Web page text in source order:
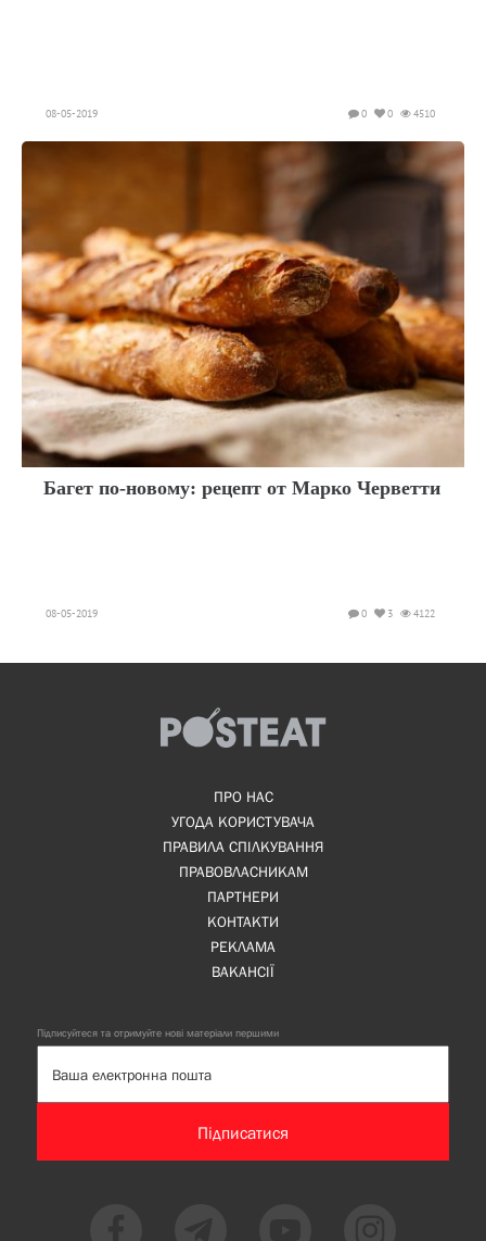
08-05-2019 4510
0
0
Багет по-новому: рецепт от Марко Черветти
08-05-2019 4122
3
0
ПРО НАС
УГОДА КОРИСТУВАЧА
ПРАВИЛА СПІЛКУВАННЯ
ПРАВОВЛАСНИКАМ
ПАРТНЕРИ
КОНТАКТИ
РЕКЛАМА
ВАКАНСІЇ
Підписуйтеся та отримуйте нові матеріали першими
Підписатися